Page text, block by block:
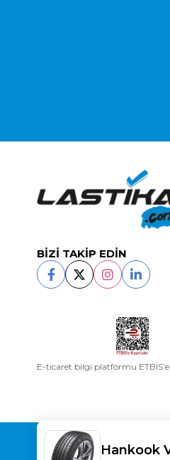
BİZİ TAKİP EDİN
E-ticaret bilgi platformu ETBIS’e
Copyright© 2025 LASTİKAL
Hankook